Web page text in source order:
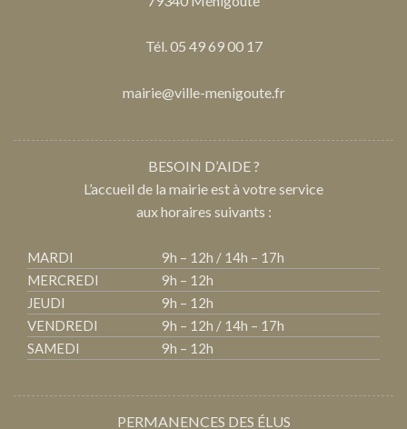
Tél. 05 49 69 00 17
mairie@ville-menigoute.fr
BESOIN D’AIDE ?
L’accueil de la mairie est à votre service
aux horaires suivants :
MARDI
9h – 12h / 14h – 17h
MERCREDI
9h – 12h
JEUDI
9h – 12h
VENDREDI
9h – 12h / 14h – 17h
SAMEDI
9h – 12h
PERMANENCES DES ÉLUS